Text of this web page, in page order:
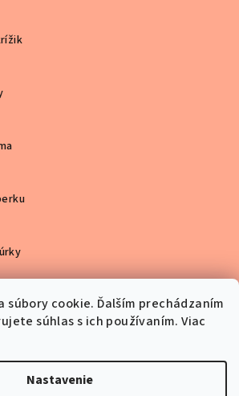
súbory cookie. Ďalším prechádzaním
súhlas s ich používaním. Viac
Nastavenie